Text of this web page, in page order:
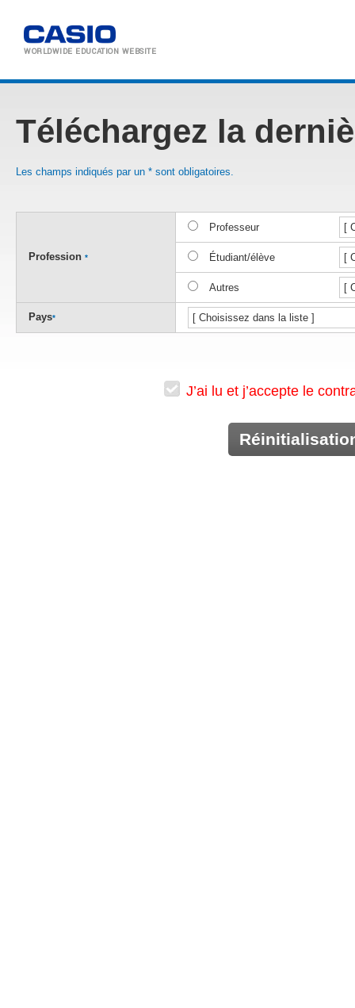
WORLDWIDE EDUCATION WEBSITE
Téléchargez la
Les champs indiqués par un * sont obligatoires.
Profession *
Professeur
Étudiant/élève
Autres
Pays*
J’ai lu et j’accepte le